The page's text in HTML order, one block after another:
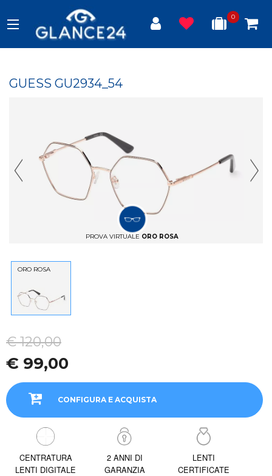
0
GUESS GU2934_54
PROVA VIRTUALE ORO ROSA
Previous Slide
ORO ROSA
€ 120,00
€ 99,00
CONFIGURA E ACQUISTA
CENTRATURA
LENTI DIGITALE
2 ANNI DI
GARANZIA
LENTI
CERTIFICATE